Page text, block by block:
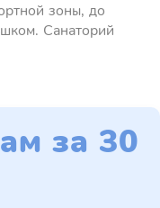
зоны, до
Санаторий
за 30